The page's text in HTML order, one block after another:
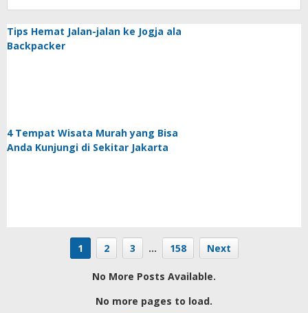
Tips Hemat Jalan-jalan ke Jogja ala
Backpacker
4 Tempat Wisata Murah yang Bisa
Anda Kunjungi di Sekitar Jakarta
1 2 3 … 158 Next
No More Posts Available.
No more pages to load.